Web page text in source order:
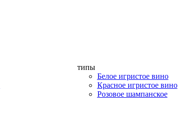
типы
Белое игристое вино
Красное игристое вино
Розовое шампанское